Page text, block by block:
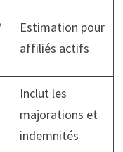
Estimation pour
affiliés actifs
Inclut les
majorations et
indemnités